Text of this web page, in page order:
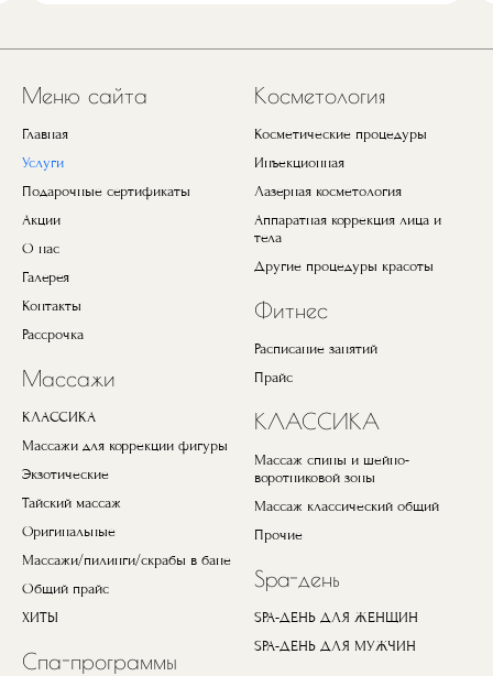
Меню сайта
Главная
Услуги
Подарочные сертификаты
Акции
О нас
Галерея
Контакты
Рассрочка
Массажи
КЛАССИКА
Массажи для коррекции фигуры
Экзотические
Тайский массаж
Оригинальные
Массажи/пилинги/скрабы в бане
Общий прайс
ХИТЫ
Спа-программы
Косметология
Косметические процедуры
Инъекционная
Лазерная косметология
Аппаратная коррекция лица и
тела
Другие процедуры красоты
Фитнес
Расписание занятий
Прайс
КЛАССИКА
Массаж спины и шейно-
воротниковой зоны
Массаж классический общий
Прочие
Spa-день
SPA-ДЕНЬ ДЛЯ ЖЕНЩИН
SPA-ДЕНЬ ДЛЯ МУЖЧИН